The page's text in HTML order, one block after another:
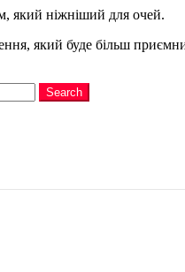
який ніжніший для очей.
який буде більш
Search